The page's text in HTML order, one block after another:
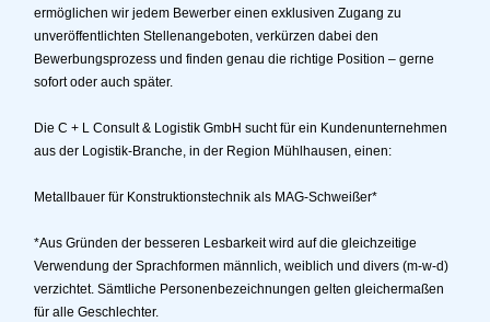
ermöglichen wir jedem Bewerber einen exklusiven Zugang zu
unveröffentlichten Stellenangeboten, verkürzen dabei den
Bewerbungsprozess und finden genau die richtige Position – gerne
sofort oder auch später.
Die C + L Consult & Logistik GmbH sucht für ein Kundenunternehmen
aus der Logistik-Branche, in der Region Mühlhausen, einen:
Metallbauer für Konstruktionstechnik als MAG-Schweißer*
*Aus Gründen der besseren Lesbarkeit wird auf die gleichzeitige
Verwendung der Sprachformen männlich, weiblich und divers (m-w-d)
verzichtet. Sämtliche Personenbezeichnungen gelten gleichermaßen
für alle Geschlechter.